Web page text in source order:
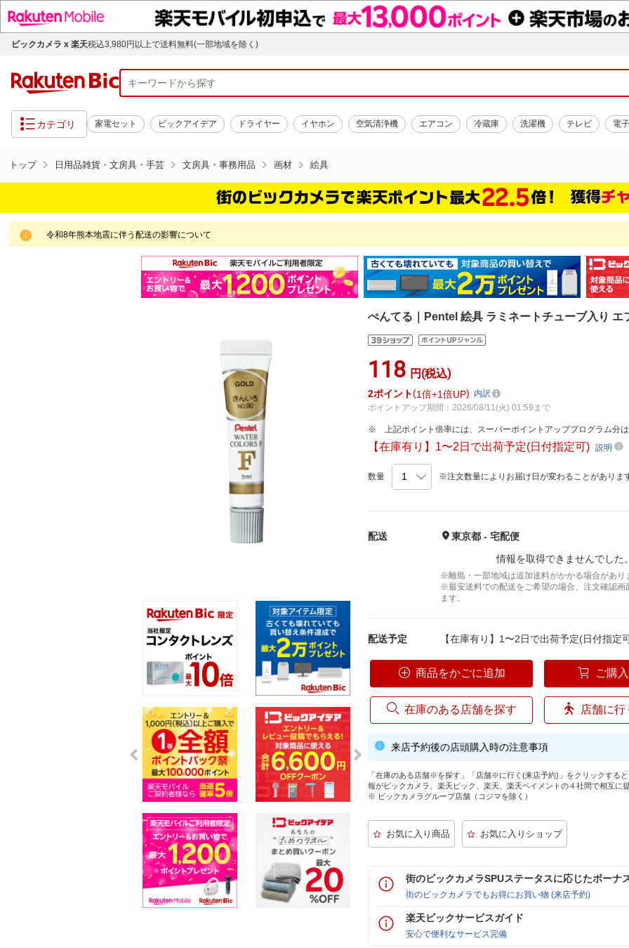
ビックカメラ x 楽天税込3,980円以上で送料無料(一部地域を除く)
カテゴリ 家電セット ビックアイデア ドライヤー イヤホン 空気清浄機 エアコン 冷蔵庫 洗濯機 テレビ 電
トップ 日用品雑貨・文房具・手芸 文房具・事務用品 画材 絵具
令和8年熊本地震に伴う配送の影響について
ぺんてる｜Pentel 絵具 ラミネートチューブ入り エ
118 円(税込)
2ポイント 1倍 1倍UP
内訳
ポイントアップ期間：2026/08/11(火) 01:59まで
上記ポイント倍率には、スーパーポイントアッププログラム分
【在庫有り】1〜2日で出荷予定(日付指定可)説明
数量 ※注文数量によりお届け日が変わることがありま
配送
東京都 - 宅配便
情報を取得できませんでし
※離島・一部地域は追加送料がかかる場合があり
※最安送料での配送をご希望の場合、注文確認
ます。
配送予定 【在庫有り】1〜2日で出荷予定(日付指定
商品をかごに追加 ご購
在庫のある店舗を探す 店舗に
来店予約後の店頭購入時の注意事項
「在庫のある店舗※を探す」「店舗※に行く(来店予約)」をクリックする
報がビックカメラ、楽天ビック、楽天、楽天ペイメントの４社間で相互に
※ ビックカメラグループ店舗（コジマを除く）
街のビックカメラSPUステータスに応じたボーナ
街のビックカメラでもお得にお買い物 (来店予約)
楽天ビックサービスガイド
安心で便利なサービス完備